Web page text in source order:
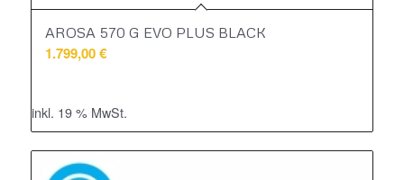
AROSA 570 G EVO PLUS BLACK
1.799,00€
inkl. 19 % MwSt.